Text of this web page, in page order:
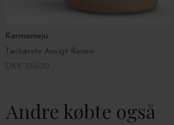
Karmameju
Tørbørste Ansigt Renew
Andre købte også